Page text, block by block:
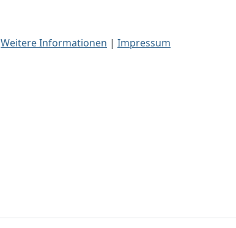
Weitere Informationen | Impressum